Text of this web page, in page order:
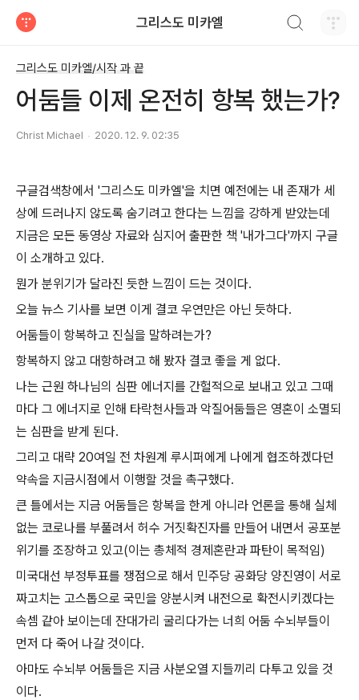
그리스도 미카엘
그리스도 미카엘/시작 과 끝
어둠들 이제 온전히 항복 했는가?
Christ Michael 2020. 12. 9. 02:35
구글검색창에서 '그리스도 미카엘'을 치면 예전에는 내 존재가 세
상에 드러나지 않도록 숨기려고 한다는 느낌을 강하게 받았는데
지금은 모든 동영상 자료와 심지어 출판한 책 '내가그다'까지 구글
이 소개하고 있다.
뭔가 분위기가 달라진 듯한 느낌이 드는 것이다.
오늘 뉴스 기사를 보면 이게 결코 우연만은 아닌 듯하다.
어둠들이 항복하고 진실을 말하려는가?
항복하지 않고 대항하려고 해 봤자 결코 좋을 게 없다.
나는 근원 하나님의 심판 에너지를 간헐적으로 보내고 있고 그때
마다 그 에너지로 인해 타락천사들과 악질어둠들은 영혼이 소멸되
는 심판을 받게 된다.
그리고 대략 20여일 전 차원계 루시퍼에게 나에게 협조하겠다던
약속을 지금시점에서 이행할 것을 촉구했다.
큰 틀에서는 지금 어둠들은 항복을 한게 아니라 언론을 통해 실체
없는 코로나를 부풀려서 허수 거짓확진자를 만들어 내면서 공포분
위기를 조장하고 있고(이는 총체적 경제혼란과 파탄이 목적임)
미국대선 부정투표를 쟁점으로 해서 민주당 공화당 양진영이 서로
짜고치는 고스톱으로 국민을 양분시켜 내전으로 확전시키겠다는
속셈 같아 보이는데 잔대가리 굴리다가는 너희 어둠 수뇌부들이
먼저 다 죽어 나갈 것이다.
아마도 수뇌부 어둠들은 지금 사분오열 지들끼리 다투고 있을 것
이다.